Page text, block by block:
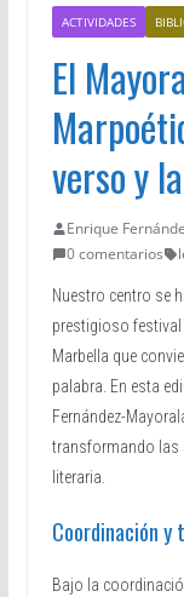
ACTIVIDADES
El
verso y
Enrique
0 comentarios
Nuestro centro se
prestigioso
Marbella que
palabra. En esta
Fernández-
transformando las
literaria.
Coordinación y
Bajo la